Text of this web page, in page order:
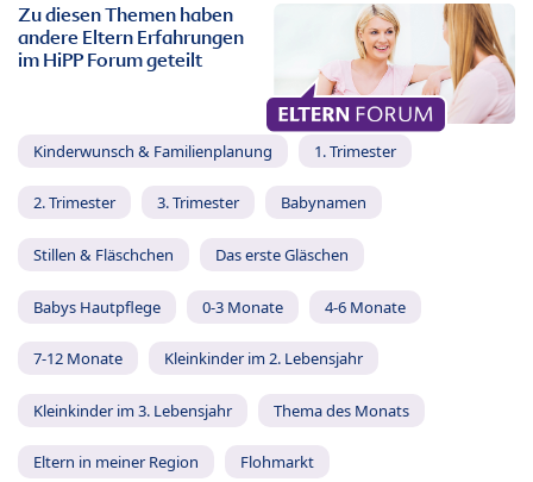
Zu diesen Themen haben
andere Eltern Erfahrungen
im HiPP Forum geteilt
Kinderwunsch & Familienplanung 1. Trimester
2. Trimester 3. Trimester Babynamen
Stillen & Fläschchen Das erste Gläschen
Babys Hautpflege 0-3 Monate 4-6 Monate
7-12 Monate Kleinkinder im 2. Lebensjahr
Kleinkinder im 3. Lebensjahr Thema des Monats
Eltern in meiner Region Flohmarkt